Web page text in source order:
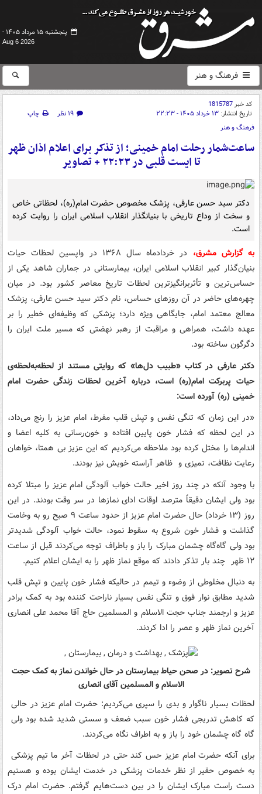
پنجشنبه ۱۵ مرداد ۱۴۰۵ -
Aug 6 2026
فرهنگ و هنر
کد خبر1815787
تاریخ انتشار: ۱۳ خرداد ۱۴۰۵ - ۲۲:۲۳ ۱۹ نظر
چاپ
فرهنگ و هنر
ساعت‌شمار رحلت امام خمینی؛ از تذکر برای اعلام اذان ظهر
تا ایست قلبی در ۲۲:۲۳ + تصاویر
دکتر سید حسن عارفی، پزشک مخصوص حضرت امام(ره)، لحظاتی خاص
و سخت از وداع تاریخی با بنیانگذار انقلاب اسلامی ایران را روایت کرده
است.
به گزارش مشرق،
در خردادماه سال ۱۳۶۸ در واپسین لحظات حیات
بنیان‌گذار کبیر انقلاب اسلامی ایران، بیمارستانی در جماران شاهد یکی از
حساس‌ترین و تأثربرانگیزترین لحظات تاریخ معاصر کشور بود. در میان
چهره‌های حاضر در آن روزهای حساس، نام دکتر سید حسن عارفی، پزشک
معالج معتمد امام، جایگاهی ویژه دارد؛ پزشکی که وظیفه‌ای خطیر را بر
عهده داشت، همراهی و مراقبت از رهبر نهضتی که مسیر ملت ایران را
دگرگون ساخته بود.
دکتر عارفی در کتاب «طبیب دل‌ها» که روایتی مستند از لحظه‌به‌لحظه‌ی
حیات پربرکت امام(ره) است، درباره آخرین لحظات زندگی حضرت امام
خمینی (ره) آورده است:
«در این زمان که تنگی نفس و تپش قلب مفرط، امام عزیز را رنج می‌داد،
‏در این لحظه که فشار خون پایین افتاده و خون‌رسانی به کلیه اعضا و
اندام‌ها‏‎‏ را مختل کرده بود ملاحظه می‌کردیم که این عزیز بی همتا، خواهان
رعایت نظافت، تمیزی و‏‎ ‎‏ ظاهر آراسته خویش نیز بودند.‏
‎‏بود ولی ایشان دقیقاً مترصد اوقات ادای نمازها در سر وقت بودند.‏ در این
‎‏گذاشت و فشار خون شروع به سقوط نمود، حالت خواب آلودگی شدیدتر
بود ولی‏‎ ‎‏گاه‌گاه چشمان مبارک را باز و باطراف توجه می‌کردند قبل از ساعت
۱۲ ظهر‏‎ ‎‏ چند بار تذکر دادند که موقع نماز ظهر را به ایشان اعلام کنیم.‏
‎‏شدید مطابق نوار فوق و تنگی نفس بسیار ناراحت کننده بود به کمک برادر
عزیز و‏‎ ‎‏ارجمند جناب حجت الاسلام و المسلمین حاج آقا محمد علی انصاری
آخرین‏‎ ‎‏نماز ظهر و عصر را ادا کردند.
‏‏شرح تصویر: در صحن حیاط بیمارستان در حال خواندن نماز به کمک حجت
الاسلام و المسلمین آقای انصاری‏
گاه گاه چشمان خود را باز و به اطراف نگاه می‌کردند.‏
به خصوص حقیر از نظر خدمات پزشکی در خدمت ایشان بوده و هستیم
دست‎‏ راست مبارک ایشان را در بین دست‌هایم گرفتم.‏ حضرت امام درک